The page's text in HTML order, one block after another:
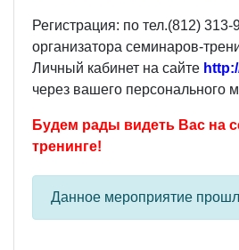
Регистрация: по тел.(812) 313-
организатора семинаров-
Личный кабинет на сайте
через вашего персонального
Будем рады видеть Вас на
тренинге!
Данное мероприятие